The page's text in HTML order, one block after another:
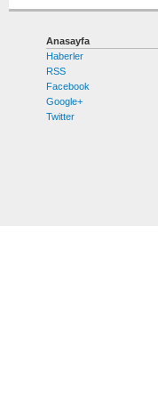
Anasayfa
Haberler
RSS
Facebook
Google+
Twitter